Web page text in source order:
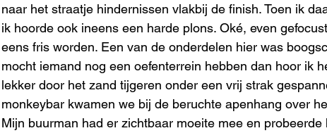
naar het straatje hindernissen vlakbij de finish. Toen ik
ik hoorde ook ineens een harde plons. Oké, even
eens fris worden. Een van de onderdelen hier was
mocht iemand nog een oefenterrein hebben dan hoor ik
lekker door het zand tijgeren onder een vrij strak
monkeybar kwamen we bij de beruchte apenhang over
Mijn buurman had er zichtbaar moeite mee en